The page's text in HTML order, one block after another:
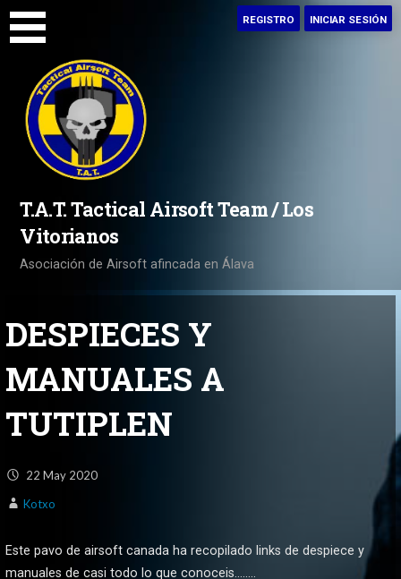
Saltar
REGISTRO INICIAR SESIÓN
T.A.T. Tactical Airsoft Team / Los
Vitorianos
Asociación de Airsoft afincada en Álava
DESPIECES Y
MANUALES A
TUTIPLEN
22 May 2020
Kotxo
Este pavo de airsoft canada ha recopilado links de despiece y
manuales de casi todo lo que conoceis……..